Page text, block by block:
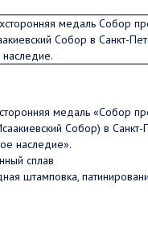
медаль «Собор
Собор) в Санкт-
наследие».
сплав
штамповка,